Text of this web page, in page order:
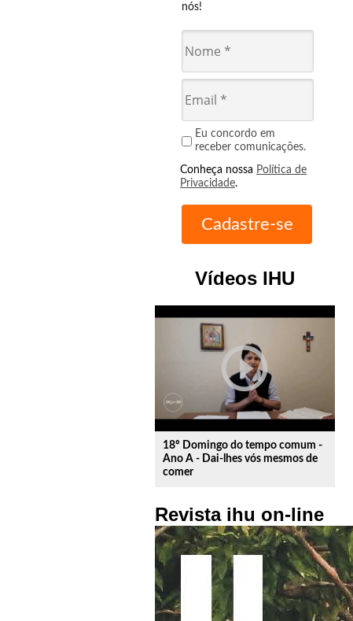
nós!
Eu concordo em
receber comunicações.
Conheça nossa Política de
Privacidade.
Vídeos IHU
play_circle_outline
18º Domingo do tempo comum -
Ano A - Dai-lhes vós mesmos de
comer
Revista ihu on-line